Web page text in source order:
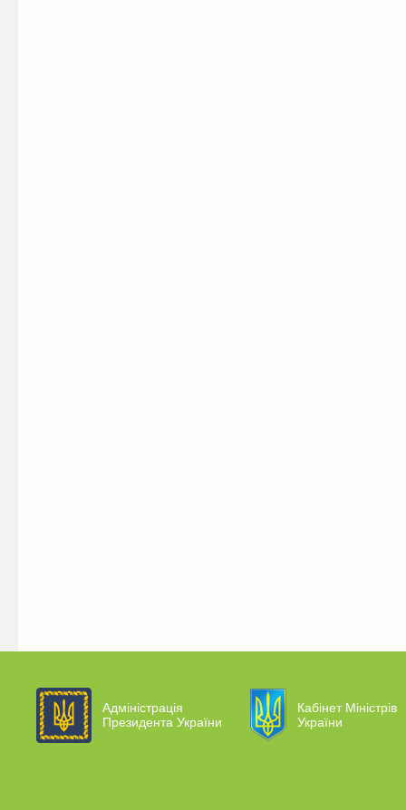
Адміністрація
Президента України
Кабінет Міністрів
України